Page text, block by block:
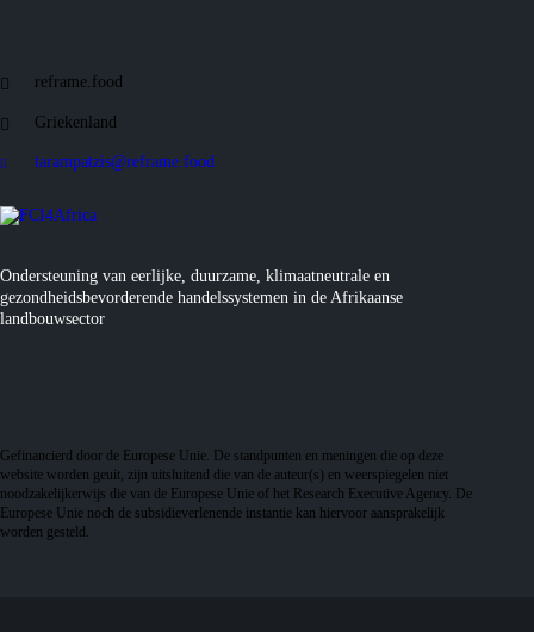
Ondersteuning van eerlijke, duurzame, klimaatneutrale en
gezondheidsbevorderende handelssystemen in de Afrikaanse
landbouwsector
Gefinancierd door de Europese Unie. De standpunten en meningen die op deze
website worden geuit, zijn uitsluitend die van de auteur(s) en weerspiegelen niet
noodzakelijkerwijs die van de Europese Unie of het Research Executive Agency. De
Europese Unie noch de subsidieverlenende instantie kan hiervoor aansprakelijk
worden gesteld.
reframe.food
Griekenland
tarampatzis@reframe.food